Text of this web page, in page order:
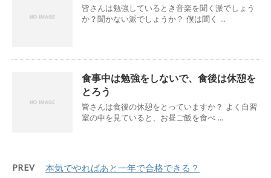
皆さんは勉強しているとき音楽を聞く派でしょう
か？聞かない派でしょうか？ 僕は聞く ...
食事中は勉強をしないで、食後は休憩を
とろう
皆さんは食後の休憩をとっていますか？ よく自習
室の中を見ていると、お昼ご飯を食べ ...
PREV 本気でやればあと一年で合格できる？